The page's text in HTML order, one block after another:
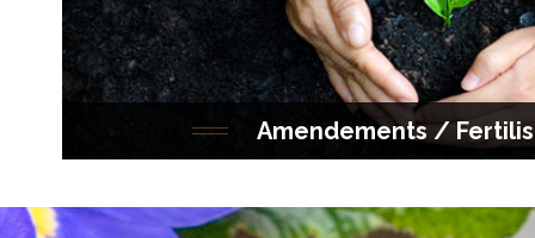
Amendements /